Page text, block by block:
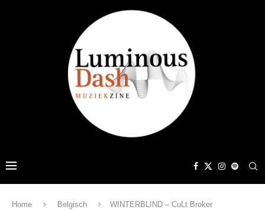
Home Belgisch WINTERBLIND – CuLt Broker